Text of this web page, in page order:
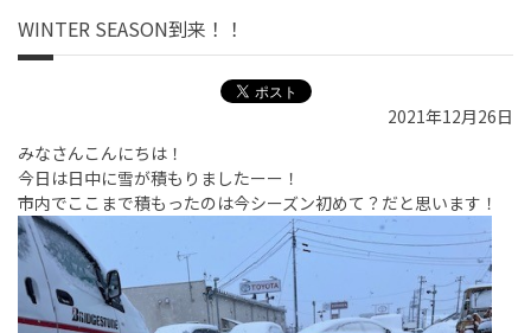
WINTER SEASON到来！！
2021年12月26日
みなさんこんにちは！
今日は日中に雪が積もりましたーー！
市内でここまで積もったのは今シーズン初めて？だと思います！